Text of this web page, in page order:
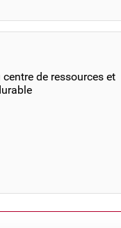
de ressources et